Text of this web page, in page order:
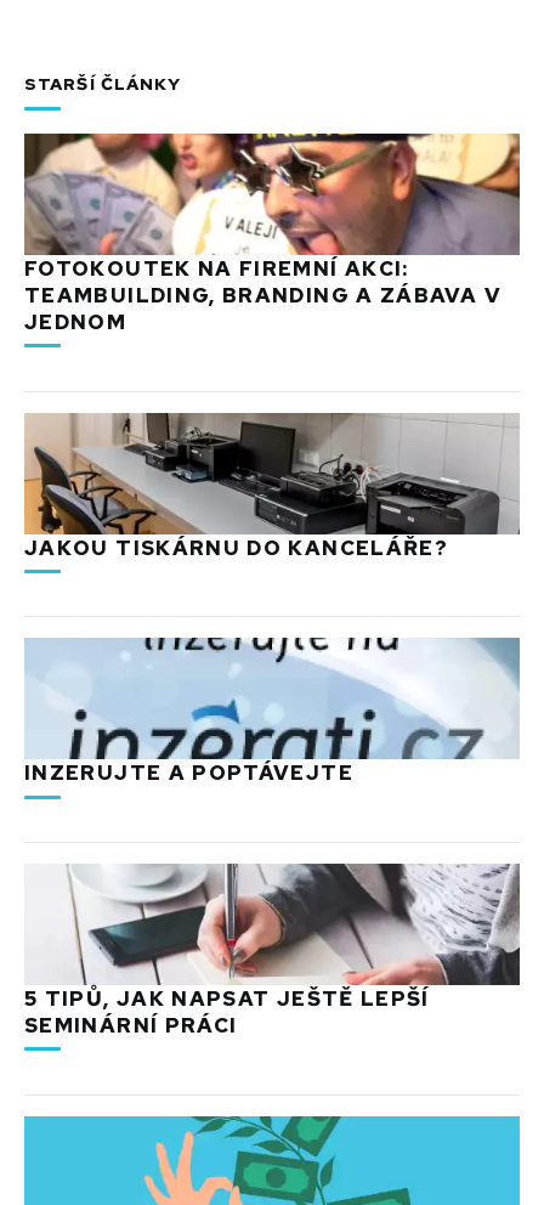
STARŠÍ ČLÁNKY
FOTOKOUTEK NA FIREMNÍ AKCI:
TEAMBUILDING, BRANDING A ZÁBAVA V
JEDNOM
JAKOU TISKÁRNU DO KANCELÁŘE?
INZERUJTE A POPTÁVEJTE
5 TIPŮ, JAK NAPSAT JEŠTĚ LEPŠÍ
SEMINÁRNÍ PRÁCI